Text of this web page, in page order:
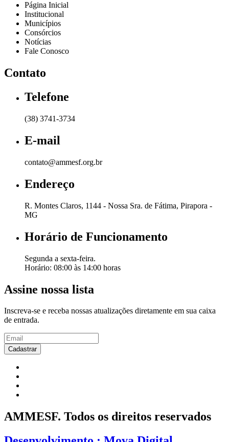
Página Inicial
Institucional
Municípios
Consórcios
Notícias
Fale Conosco
Contato
Telefone
(38) 3741-3734
E-mail
contato@ammesf.org.br
Endereço
R. Montes Claros, 1144 - Nossa Sra. de Fátima, Pirapora -
MG
Horário de Funcionamento
Segunda a sexta-feira.
Horário: 08:00 às 14:00 horas
Assine nossa lista
Inscreva-se e receba nossas atualizações diretamente em sua caixa
de entrada.
Cadastrar
AMMESF. Todos os direitos reservados